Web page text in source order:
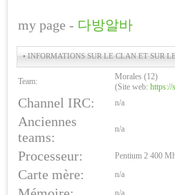
my page - 다방알바
• INFORMATIONS SUR LE CLAN ET SUR
Team:
Morales (12)
(Site web: https://
Channel IRC: n/a
Anciennes
teams:
n/a
Processeur: Pentium 2 400
Carte mère: n/a
n/a